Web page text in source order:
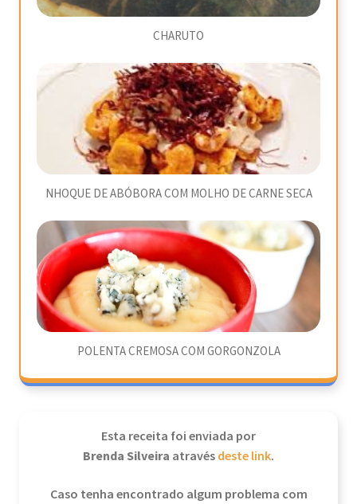
CHARUTO
NHOQUE DE ABÓBORA COM MOLHO DE CARNE SECA
POLENTA CREMOSA COM GORGONZOLA
Esta receita foi enviada por
Brenda Silveira atravésdeste link.
Caso tenha encontrado algum problema com